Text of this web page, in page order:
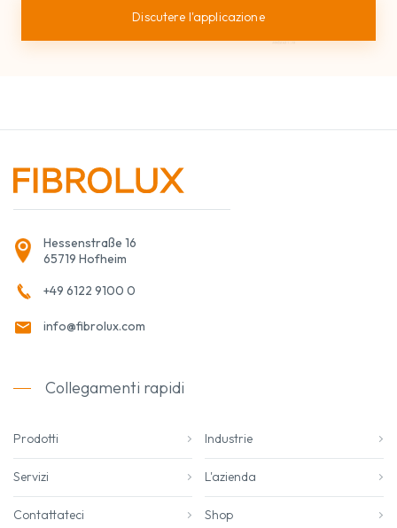
Discutere l'applicazione
Hessenstraße 16
65719 Hofheim
+49 6122 9100 0
info@fibrolux.com
Collegamenti rapidi
Prodotti Industrie
Servizi L'azienda
Contattateci Shop